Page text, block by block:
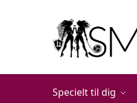
Specielt til dig